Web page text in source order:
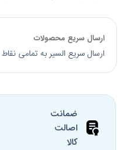
عدسی
عدسی
پلی‌کربنات
پوشش
عدسی
UV 400، ساخته شده با تکنولوژی پریزم
ارسال سریع محصولات
ارسال سریع السیر به تمامی نقاط
ضمانت
اصالت
کالا